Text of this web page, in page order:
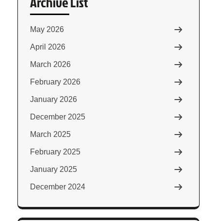
May 2026
April 2026
March 2026
February 2026
January 2026
December 2025
March 2025
February 2025
January 2025
December 2024